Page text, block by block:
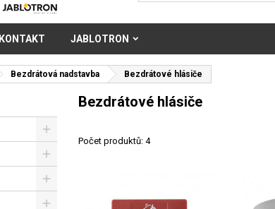
KONTAKT JABLOTRON
Bezdrátová nadstavba Bezdrátové hlásiče
Bezdrátové hlásiče
Počet produktů: 4